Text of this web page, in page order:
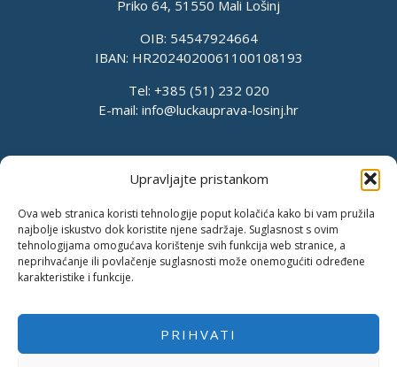
Upravljajte pristankom
Ova web stranica koristi tehnologije poput kolačića kako bi vam pružila
najbolje iskustvo dok koristite njene sadržaje. Suglasnost s ovim
tehnologijama omogućava korištenje svih funkcija web stranice, a
neprihvaćanje ili povlačenje suglasnosti može onemogućiti određene
karakteristike i funkcije.
PRIHVATI
Priko 64, 51550 Mali Lošinj
OIB: 54547924664
IBAN: HR2024020061100108193
Tel: +385 (51) 232 020
E-mail: info@luckauprava-losinj.hr
Pravila o privatnosti
Pravila kolačića